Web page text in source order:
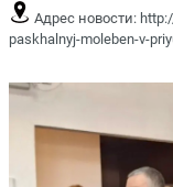
Адрес новости:
paskhalnyj-moleben-v-